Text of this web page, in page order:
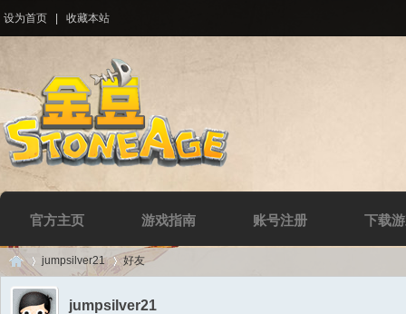
设为首页 收藏本站
官方主页 游戏指南 账号注册 下载
jumpsilver21 好友
jumpsilver21